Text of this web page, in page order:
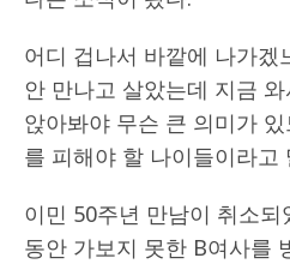
어디 겁나서 바깥에 나가겠
안 만나고 살았는데 지금
앉아봐야 무슨 큰 의미가
를 피해야 할 나이들이라고
이민 50주년 만남이 취소
동안 가보지 못한 B여사를